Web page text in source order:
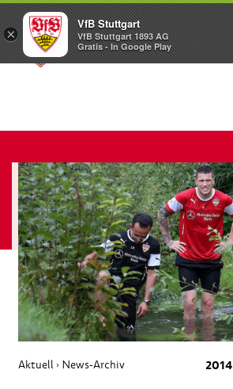
Aktuell › News-Archiv 2014
×
VfB Stuttgart
VfB Stuttgart 1893 AG
Gratis - In Google Play